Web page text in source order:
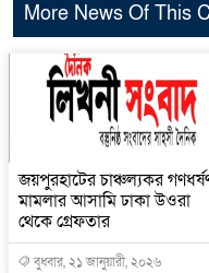
More News Of This
জয়পুরহাটের চাঞ্চল্যকর
মামলার আসামি ঢাকা উওরা
থেকে গ্রেফতার
বুধবার, ২১ জানুয়ারী, ২০২৬